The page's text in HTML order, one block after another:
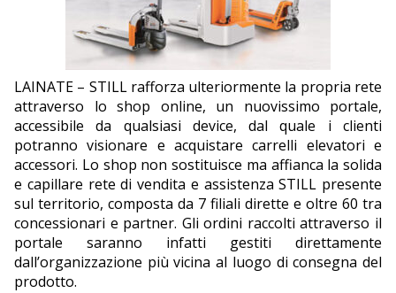
CULTURA
NAUTICA
EDITORIALI
LAINATE – STILL rafforza ulteriormente la propria rete
attraverso lo shop online, un nuovissimo portale,
accessibile da qualsiasi device, dal quale i clienti
potranno visionare e acquistare carrelli elevatori e
accessori. Lo shop non sostituisce ma affianca la solida
e capillare rete di vendita e assistenza STILL presente
sul territorio, composta da 7 filiali dirette e oltre 60 tra
concessionari e partner. Gli ordini raccolti attraverso il
portale saranno infatti gestiti direttamente
dall’organizzazione più vicina al luogo di consegna del
prodotto.